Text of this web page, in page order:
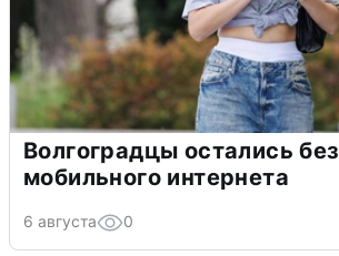
Волгоградцы остались без
мобильного интернета
6 августа 0